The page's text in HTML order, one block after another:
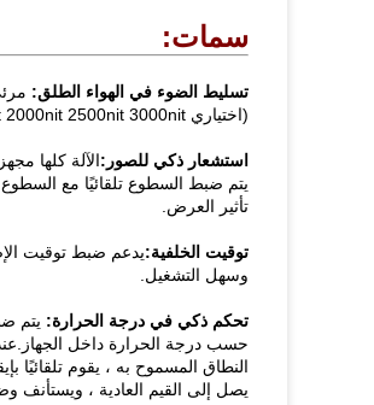
سمات:
تسليط الضوء في الهواء الطلق:
(اختياري 1000nit 1500nit 2000nit 2500nit 3000nit).
استشعار ذكي للصور:الآلة كلها
يتم ضبط السطوع تلقائيًا مع
تأثير العرض.
توقيت الخلفية:يدعم ضبط توقيت الإضاءة الخلفية لمدة
وسهل التشغيل.
تحكم ذكي في درجة الحرارة: يتم
حسب درجة الحرارة داخل
النطاق المسموح به ، يقوم تلقائيًا
يصل إلى القيم العادية ، ويستأنف